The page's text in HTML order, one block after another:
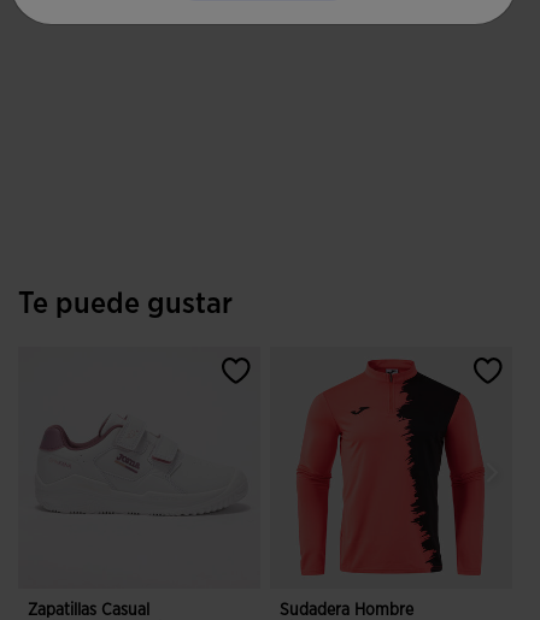
Te puede gustar
Zapatillas Casual
Sudadera Hombre